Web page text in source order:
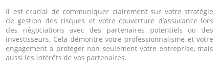
Il est crucial de communiquer clairement sur votre stratégie
de gestion des risques et votre couverture d’assurance lors
des négociations avec des partenaires potentiels ou des
investisseurs. Cela démontre votre professionnalisme et votre
engagement à protéger non seulement votre entreprise, mais
aussi les intérêts de vos partenaires.